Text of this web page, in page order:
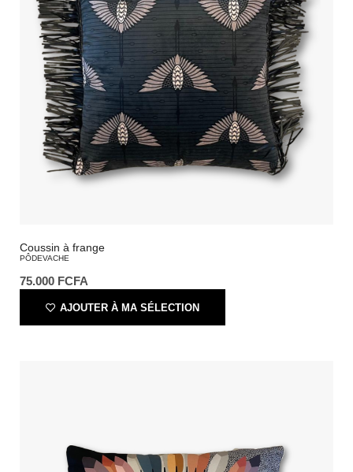
Coussin à frange
PÔDEVACHE
75.000 FCFA
AJOUTER À MA SÉLECTION